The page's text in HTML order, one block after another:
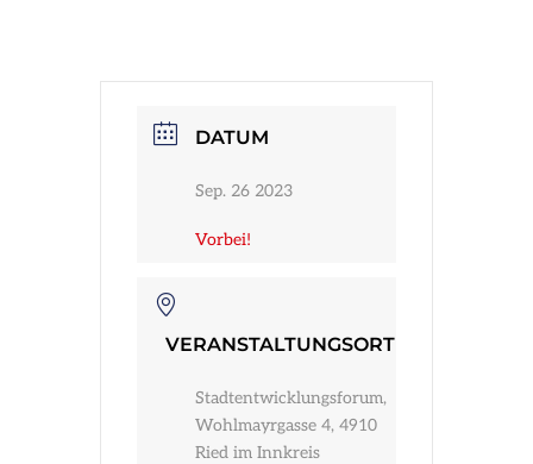
DATUM
Sep. 26 2023
Vorbei!
VERANSTALTUNGSORT
Stadtentwicklungsforum,
Wohlmayrgasse 4, 4910
Ried im Innkreis